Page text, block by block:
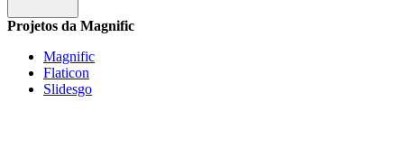
Projetos da Magnific
Magnific
Flaticon
Slidesgo